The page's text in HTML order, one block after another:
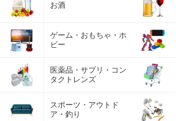
お酒
ゲーム・おもちゃ・ホ
ビー
医薬品・サプリ・コン
タクトレンズ
スポーツ・アウトド
ア・釣り